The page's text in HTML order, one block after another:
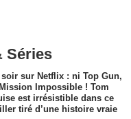
Séries
soir sur Netflix : ni Top Gun,
Impossible ! Tom
est irrésistible dans ce
tiré d’une histoire vraie